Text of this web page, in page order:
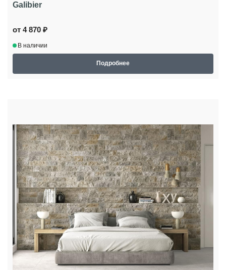
Galibier
от 4 870 ₽
В наличии
Подробнее